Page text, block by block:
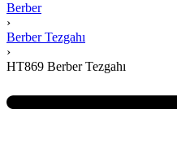
Berber
›
Berber Tezgahı
›
HT869 Berber Tezgahı